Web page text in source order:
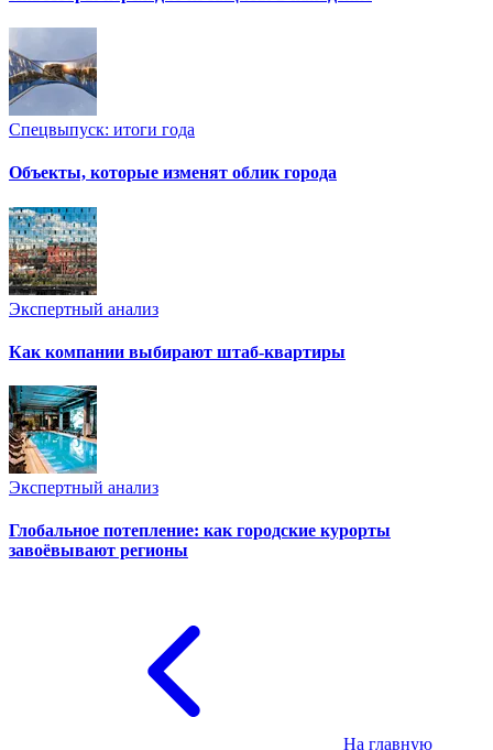
Спецвыпуск: итоги года
Объекты, которые изменят облик города
Экспертный анализ
Как компании выбирают штаб-квартиры
Экспертный анализ
Глобальное потепление: как городские курорты
завоёвывают регионы
На главную